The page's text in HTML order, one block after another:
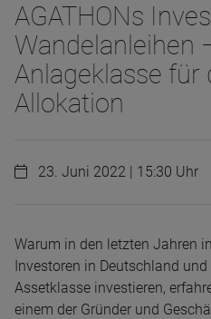
AGATHONs
Wandelanleihen
Anlageklasse für
Allokation
23. Juni 2022 | 15:30 Uhr
Warum in den letzten Jahren
Investoren in Deutschland
Assetklasse investieren,
einem der Gründer und